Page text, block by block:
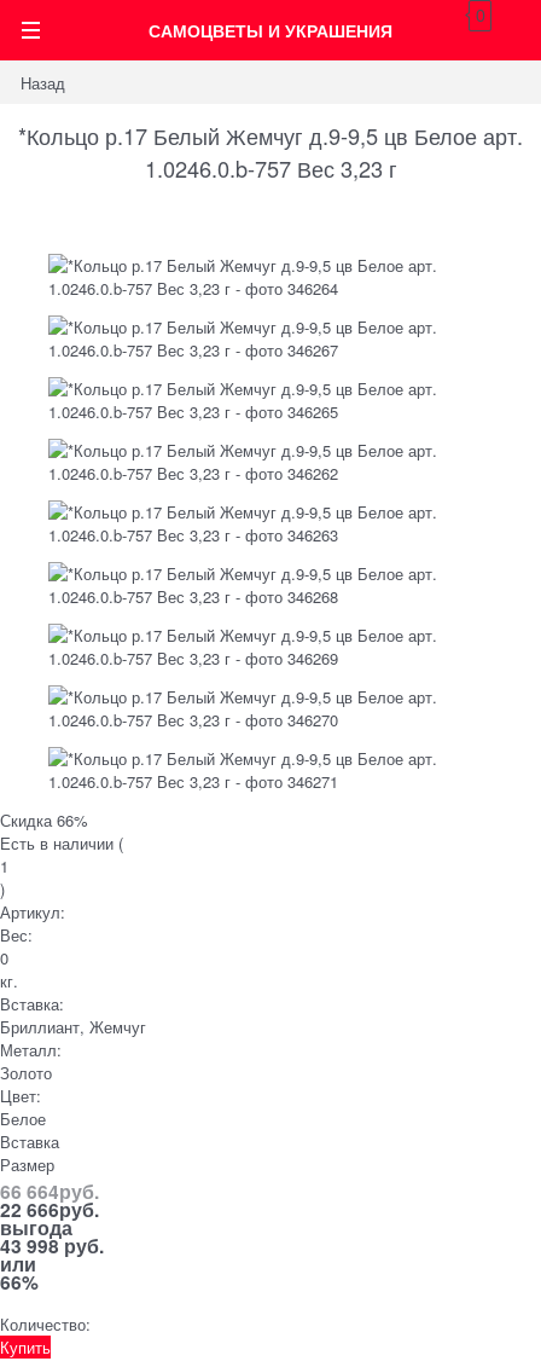
САМОЦВЕТЫ И УКРАШЕНИЯ
0
Назад
*Кольцо р.17 Белый Жемчуг д.9-9,5 цв Белое арт.
1.0246.0.b-757 Вес 3,23 г
Скидка 66%
Есть в наличии (
1
)
Артикул:
Вес:
0
кг.
Вставка:
Бриллиант, Жемчуг
Металл:
Золото
Цвет:
Белое
Вставка
Размер
66 664руб.
22 666руб.
выгода
43 998 руб.
или
66%
Количество:
Купить